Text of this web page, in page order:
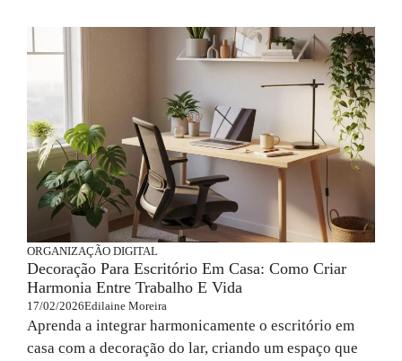
ORGANIZAÇÃO DIGITAL
Decoração Para Escritório Em Casa: Como Criar
Harmonia Entre Trabalho E Vida
17/02/2026Edilaine Moreira
Aprenda a integrar harmonicamente o escritório em
casa com a decoração do lar, criando um espaço que